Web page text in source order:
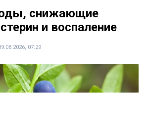
снижающие
и воспаление
07:29